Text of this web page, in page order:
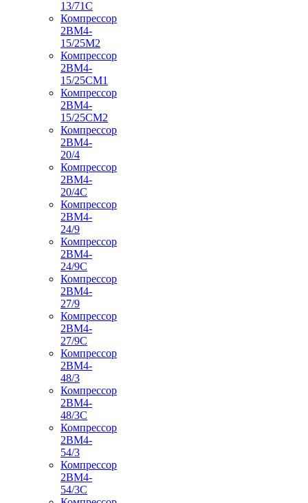
13/71С
Компрессор
2ВМ4-
15/25М2
Компрессор
2ВМ4-
15/25СМ1
Компрессор
2ВМ4-
15/25СМ2
Компрессор
2ВМ4-
20/4
Компрессор
2ВМ4-
20/4С
Компрессор
2ВМ4-
24/9
Компрессор
2ВМ4-
24/9С
Компрессор
2ВМ4-
27/9
Компрессор
2ВМ4-
27/9С
Компрессор
2ВМ4-
48/3
Компрессор
2ВМ4-
48/3С
Компрессор
2ВМ4-
54/3
Компрессор
2ВМ4-
54/3С